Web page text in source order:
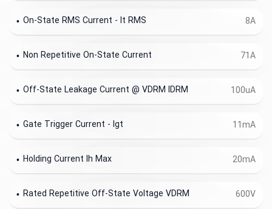
8A
On-State RMS Current - It RMS
71A
Non Repetitive On-State Current
100uA
Off-State Leakage Current @ VDRM IDRM
11mA
Gate Trigger Current - Igt
20mA
Holding Current Ih Max
600V
Rated Repetitive Off-State Voltage VDRM